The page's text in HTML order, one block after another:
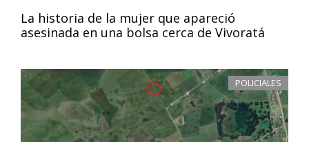
La historia de la mujer que apareció
asesinada en una bolsa cerca de Vivoratá
POLICIALES